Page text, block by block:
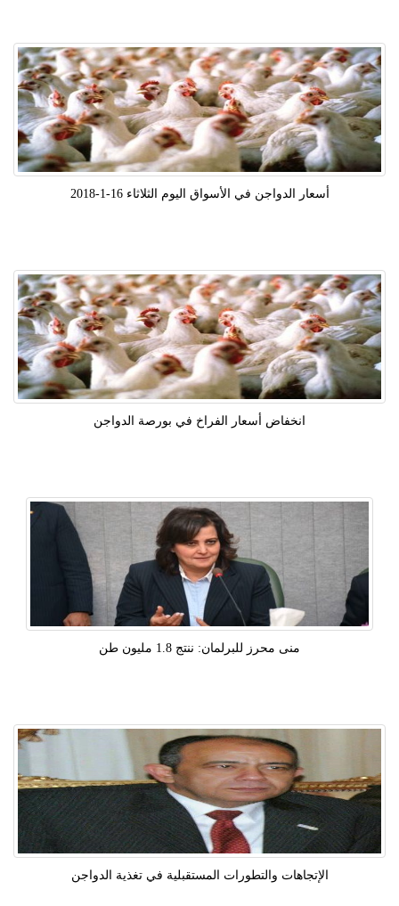
أسعار الدواجن في الأسواق اليوم الثلاثاء 16-1-2018
انخفاض أسعار الفراخ في بورصة الدواجن
منى محرز للبرلمان: ننتج 1.8 مليون طن
الإتجاهات والتطورات المستقبلية في تغذية الدواجن